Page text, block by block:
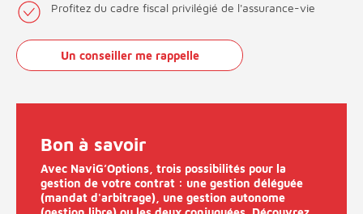
Profitez du cadre fiscal privilégié de l'assurance-vie
Un conseiller me rappelle
Bon à savoir
Avec NaviG’Options, trois possibilités pour la
gestion de votre contrat : une gestion déléguée
(mandat d'arbitrage), une gestion autonome